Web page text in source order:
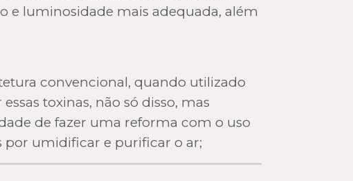
e luminosidade mais adequada, além
convencional, quando utilizado
toxinas, não só disso, mas
de fazer uma reforma com o uso
por umidificar e purificar o ar;